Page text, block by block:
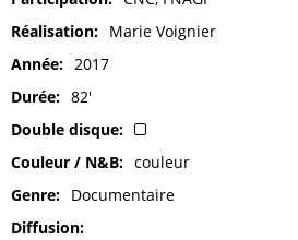
Réalisation
Marie Voignier
Année
2017
Durée
82'
Double disque
Couleur / N&B
couleur
Genre
Documentaire
Diffusion